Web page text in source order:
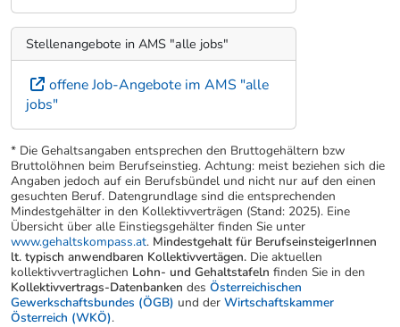
Stellenangebote in AMS "alle jobs"
offene Job-Angebote im AMS "alle
jobs"
* Die Gehaltsangaben entsprechen den Bruttogehältern bzw
Bruttolöhnen beim Berufseinstieg. Achtung: meist beziehen sich die
Angaben jedoch auf ein Berufsbündel und nicht nur auf den einen
gesuchten Beruf. Datengrundlage sind die entsprechenden
Mindestgehälter in den Kollektivverträgen (Stand: 2025). Eine
Übersicht über alle Einstiegsgehälter finden Sie unter
www.gehaltskompass.at. Mindestgehalt für BerufseinsteigerInnen
lt. typisch anwendbaren Kollektivvertägen. Die aktuellen
kollektivvertraglichen Lohn- und Gehaltstafeln finden Sie in den
Kollektivvertrags-Datenbanken des Österreichischen
Gewerkschaftsbundes (ÖGB) und der Wirtschaftskammer
Österreich (WKÖ).